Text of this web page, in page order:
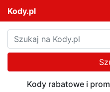
Kody.pl
Kody rabatowe i